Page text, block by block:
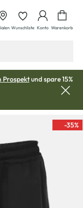
Wunschliste Konto Warenkorb
Prospektund spare 15%
-35%